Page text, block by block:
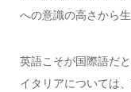
への意識の高さから
英語こそが国際語だ
イタリアについては